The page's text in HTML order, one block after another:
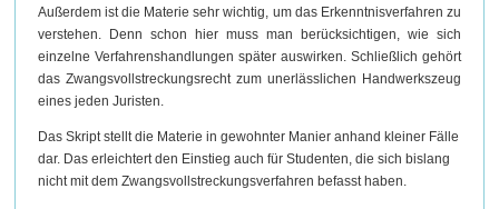
Außerdem ist die Materie sehr wichtig, um das Erkenntnisverfahren zu
verstehen. Denn schon hier muss man berücksichtigen, wie sich
einzelne Verfahrenshandlungen später auswirken. Schließlich gehört
das Zwangsvollstreckungsrecht zum unerlässlichen Handwerkszeug
eines jeden Juristen.
Das Skript stellt die Materie in gewohnter Manier anhand kleiner Fälle
dar. Das erleichtert den Einstieg auch für Studenten, die sich bislang
nicht mit dem Zwangsvollstreckungsverfahren befasst haben.